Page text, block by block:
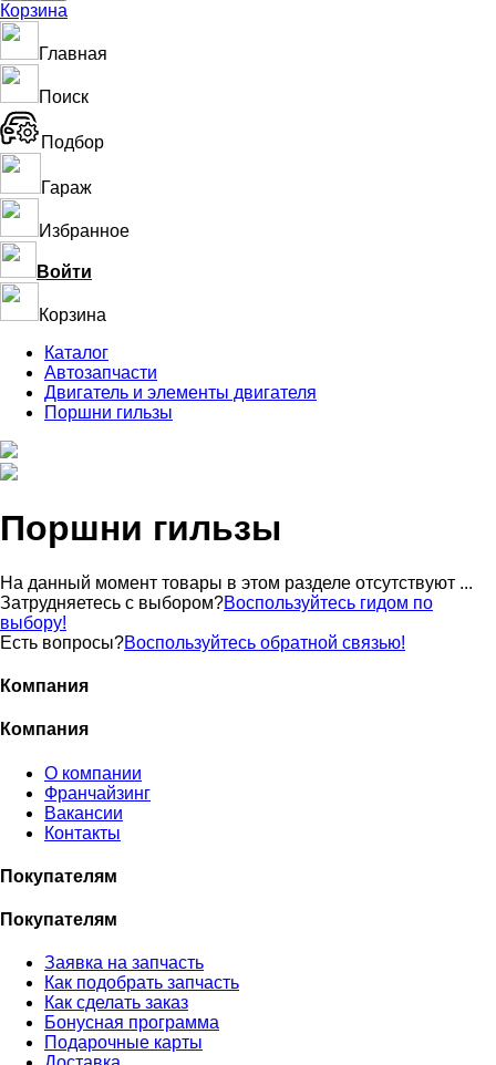
Корзина
Главная
Поиск
Подбор
Гараж
Избранное
Войти
Корзина
Каталог
Автозапчасти
Двигатель и элементы двигателя
Поршни гильзы
Поршни гильзы
На данный момент товары в этом разделе отсутствуют ...
Затрудняетесь с выбором?Воспользуйтесь гидом по
выбору!
Есть вопросы?Воспользуйтесь обратной связью!
Компания
Компания
О компании
Франчайзинг
Вакансии
Контакты
Покупателям
Покупателям
Заявка на запчасть
Как подобрать запчасть
Как сделать заказ
Бонусная программа
Подарочные карты